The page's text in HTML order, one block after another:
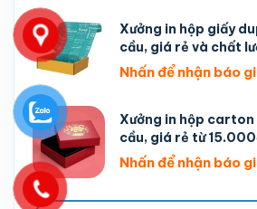
Xưởng in hộp giấy
cầu, giá rẻ và chất
Nhấn để nhận báo
Xưởng in hộp carton
cầu, giá rẻ từ
Nhấn để nhận báo